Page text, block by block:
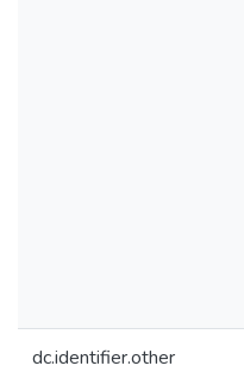
dc.identifier.other